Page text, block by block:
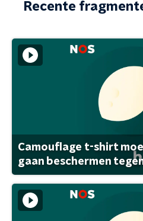
Recente
Camouflage t-shirt
gaan beschermen